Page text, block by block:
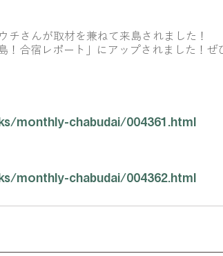
チさんが取材を兼ねて来島されました！
！合宿レポート」にアップされました！
monthly-chabudai/004361.html
monthly-chabudai/004362.html